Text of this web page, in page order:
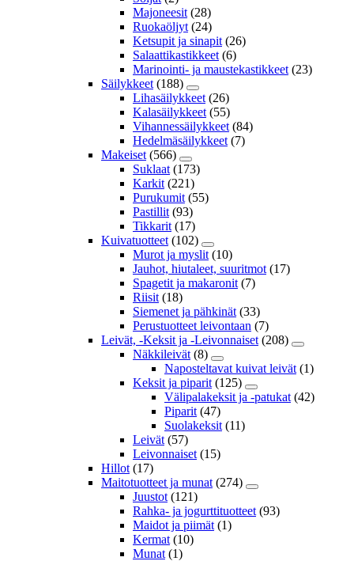
Majoneesit (28)
Ruokaöljyt (24)
Ketsupit ja sinapit (26)
Salaattikastikkeet (6)
Marinointi- ja maustekastikkeet (23)
Säilykkeet (188)
Lihasäilykkeet (26)
Kalasäilykkeet (55)
Vihannessäilykkeet (84)
Hedelmäsäilykkeet (7)
Makeiset (566)
Suklaat (173)
Karkit (221)
Purukumit (55)
Pastillit (93)
Tikkarit (17)
Kuivatuotteet (102)
Murot ja myslit (10)
Jauhot, hiutaleet, suuritmot (17)
Spagetit ja makaronit (7)
Riisit (18)
Siemenet ja pähkinät (33)
Perustuotteet leivontaan (7)
Leivät, -Keksit ja -Leivonnaiset (208)
Näkkileivät (8)
Naposteltavat kuivat leivät (1)
Keksit ja piparit (125)
Välipalakeksit ja -patukat (42)
Piparit (47)
Suolakeksit (11)
Leivät (57)
Leivonnaiset (15)
Hillot (17)
Maitotuotteet ja munat (274)
Juustot (121)
Rahka- ja jogurttituotteet (93)
Maidot ja piimät (1)
Kermat (10)
Munat (1)